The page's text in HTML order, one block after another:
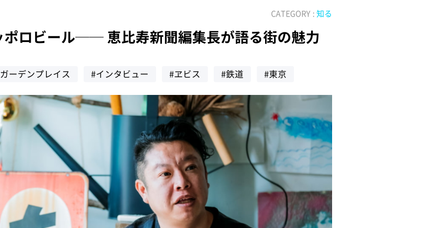
CATEGORY : 知る
ポロビール── 恵比寿新聞編集長が語る街の魅力
ーデンプレイス #インタビュー #ヱビス #鉄道 #東京